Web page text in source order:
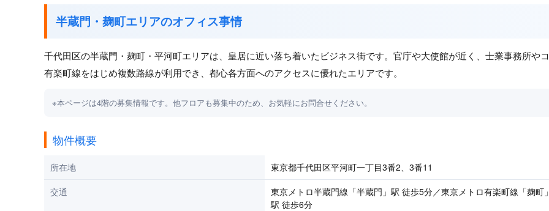
半蔵門・麹町エリアのオフィス事情
千代田区の半蔵門・麹町・平河町エリアは、皇居に近い落ち着いたビジネス街です。官庁や大使館が近く、士業事務所や
有楽町線をはじめ複数路線が利用でき、都心各方面へのアクセスに優れたエリアです。
※本ページは4階の募集情報です。他フロアも募集中のため、お気軽にお問合せください。
物件概要
所在地
東京都千代田区平河町一丁目3番2、3番11
交通
東京メトロ半蔵門線「半蔵門」駅 徒歩5分／東京メトロ有楽町線「麹町
駅 徒歩6分